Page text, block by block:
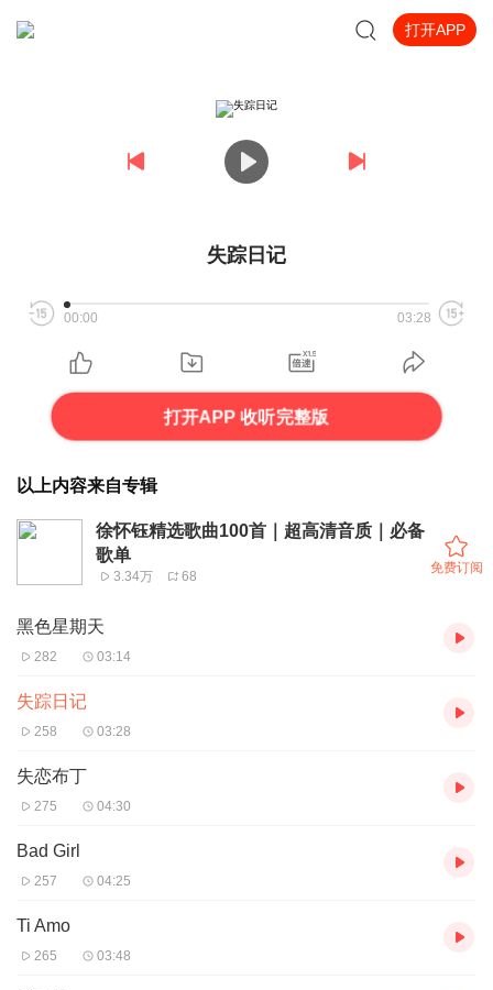
打开APP
失踪日记
00:00 03:28
打开APP 收听完整版
以上内容来自专辑
徐怀钰精选歌曲100首｜超高清音质｜必备
歌单
3.34万 68
免费订阅
黑色星期天
282 03:14
失踪日记
258 03:28
失恋布丁
275 04:30
Bad Girl
257 04:25
Ti Amo
265 03:48